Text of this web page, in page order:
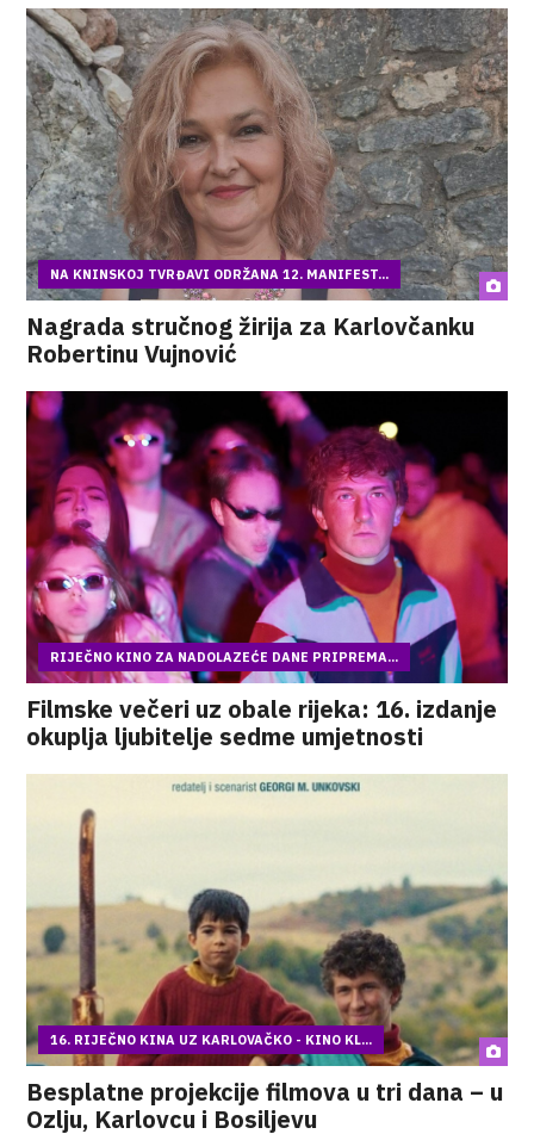
NA KNINSKOJ TVRĐAVI ODRŽANA 12. MANIFEST...
Nagrada stručnog žirija za Karlovčanku
Robertinu Vujnović
RIJEČNO KINO ZA NADOLAZEĆE DANE PRIPREMA...
Filmske večeri uz obale rijeka: 16. izdanje
okuplja ljubitelje sedme umjetnosti
16. RIJEČNO KINA UZ KARLOVAČKO - KINO KL...
Besplatne projekcije filmova u tri dana – u
Ozlju, Karlovcu i Bosiljevu